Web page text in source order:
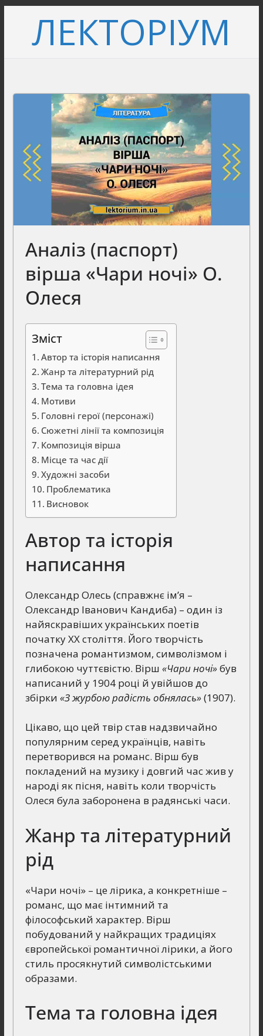
вмістуЛЕКТОРІУМ
Аналіз (паспорт)
вірша «Чари ночі» О.
Олеся
Зміст
Автор та історія написання
Жанр та літературний рід
Тема та головна ідея
Мотиви
Головні герої (персонажі)
Сюжетні лінії та композиція
Композиція вірша
Місце та час дії
Художні засоби
Проблематика
Висновок
Автор та історія
написання
Олександр Олесь (справжнє ім’я –
Олександр Іванович Кандиба) – один із
найяскравіших українських поетів
початку ХХ століття. Його творчість
позначена романтизмом, символізмом і
глибокою чуттєвістю. Вірш «Чари ночі»був
написаний у 1904 році й увійшов до
збірки «З журбою радість обнялась»(1907).
Цікаво, що цей твір став надзвичайно
популярним серед українців, навіть
перетворився на романс. Вірш був
покладений на музику і довгий час жив у
народі як пісня, навіть коли творчість
Олеся була заборонена в радянські часи.
Жанр та літературний
рід
«Чари ночі» – це лірика, а конкретніше –
романс, що має інтимний та
філософський характер. Вірш
побудований у найкращих традиціях
європейської романтичної лірики, а його
стиль просякнутий символістськими
образами.
Тема та головна ідея